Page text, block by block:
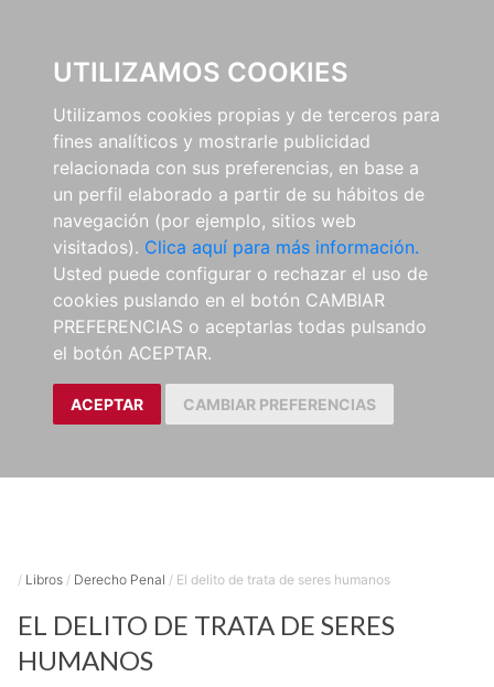
UTILIZAMOS COOKIES
Utilizamos cookies propias y de terceros para
fines analíticos y mostrarle publicidad
relacionada con sus preferencias, en base a
un perfil elaborado a partir de su hábitos de
navegación (por ejemplo, sitios web
visitados). Clica aquí para más información.
Usted puede configurar o rechazar el uso de
cookies puslando en el botón CAMBIAR
PREFERENCIAS o aceptarlas todas pulsando
el botón ACEPTAR.
ACEPTAR CAMBIAR PREFERENCIAS
/ Libros / Derecho Penal / El delito de trata de seres humanos
EL DELITO DE TRATA DE SERES
HUMANOS